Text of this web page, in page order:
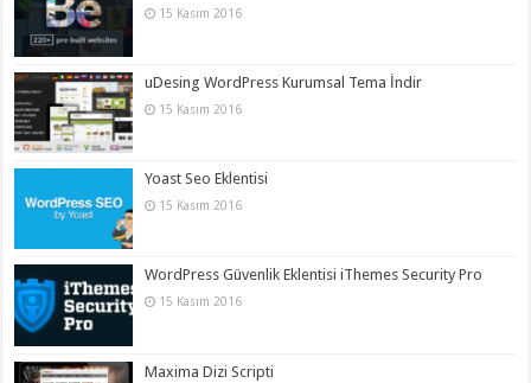
15 Kasım 2016
uDesing WordPress Kurumsal Tema İndir
15 Kasım 2016
Yoast Seo Eklentisi
15 Kasım 2016
WordPress Güvenlik Eklentisi iThemes Security Pro
15 Kasım 2016
Maxima Dizi Scripti